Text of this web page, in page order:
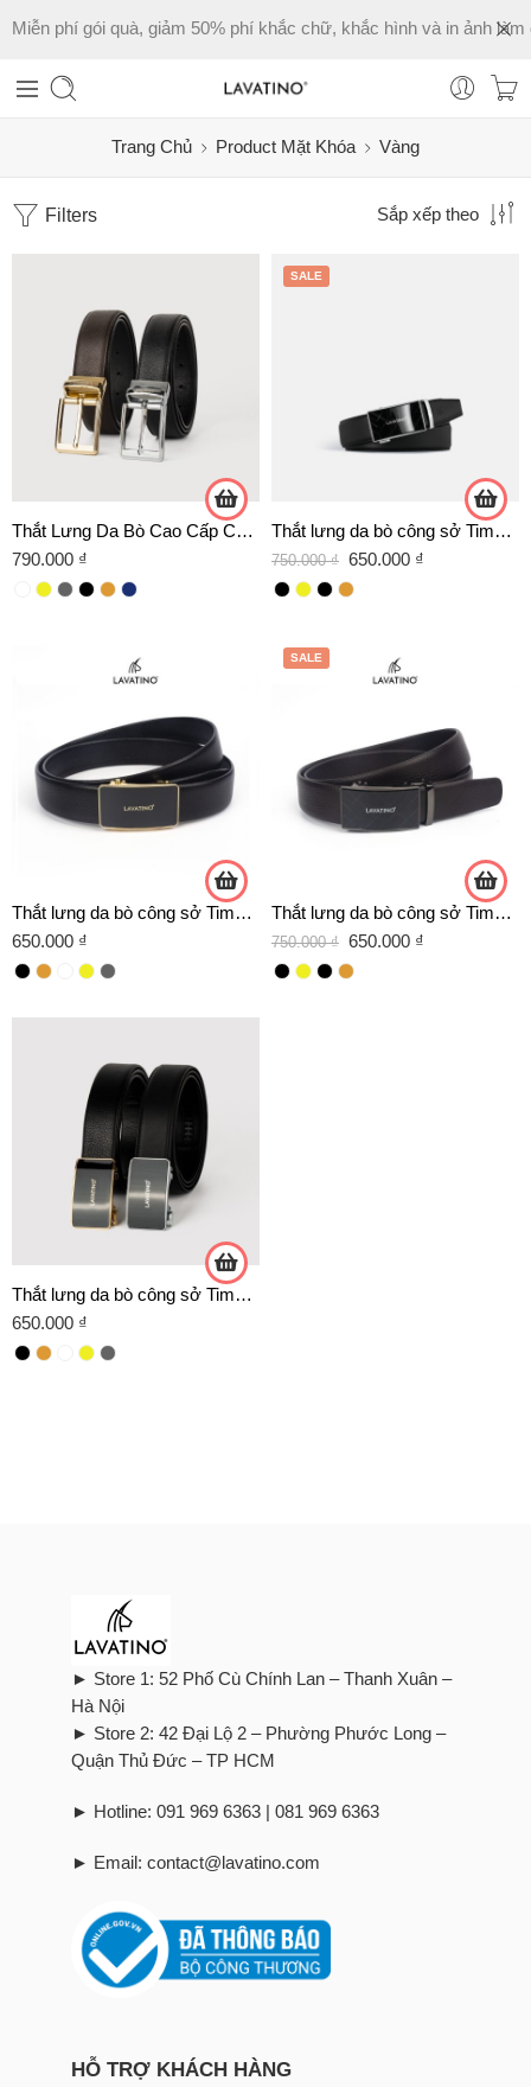
Miễn phí gói quà, giảm 50% phí khắc chữ, khắc hình và in ảnh làm
Trang Chủ Product Mặt Khóa Vàng
Filters Sắp xếp theo
Thắt Lưng Da Bò Cao Cấp Chính Hãng Lavatino MK03-D15
790.000 ₫
SALE
Thắt lưng da bò công sở Timeless T11- D02 chính hãng Lavatino
750.000₫ 650.000 ₫
Thắt lưng da bò công sở Timeless T07- D04 chính hãng Lavatino
650.000 ₫
SALE
Thắt lưng da bò công sở Timeless T11- D04 chính hãng Lavatino
750.000₫ 650.000 ₫
Thắt lưng da bò công sở Timeless T07- D02 chính hãng Lavatino
650.000 ₫
► Store 1: 52 Phố Cù Chính Lan – Thanh Xuân –
Hà Nội
► Store 2: 42 Đại Lộ 2 – Phường Phước Long –
Quận Thủ Đức – TP HCM
► Hotline: 091 969 6363 | 081 969 6363
► Email: contact@lavatino.com
HỖ TRỢ KHÁCH HÀNG